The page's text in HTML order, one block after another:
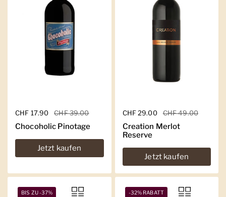
Regulärer Preis
CHF 17.90 Sale-Preis
CHF 39.00
Chocoholic Pinotage
Jetzt kaufen
Regulärer Preis
CHF 29.00 Sale-Preis
CHF 49.00
Creation Merlot
Reserve
Jetzt kaufen
BIS ZU -37% -32% RABATT